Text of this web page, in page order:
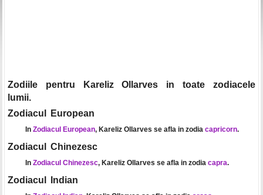
Zodiile pentru Kareliz Ollarves in toate zodiacele
lumii.
Zodiacul European
In Zodiacul European, Kareliz Ollarves se afla in zodia capricorn.
Zodiacul Chinezesc
In Zodiacul Chinezesc, Kareliz Ollarves se afla in zodia capra.
Zodiacul Indian